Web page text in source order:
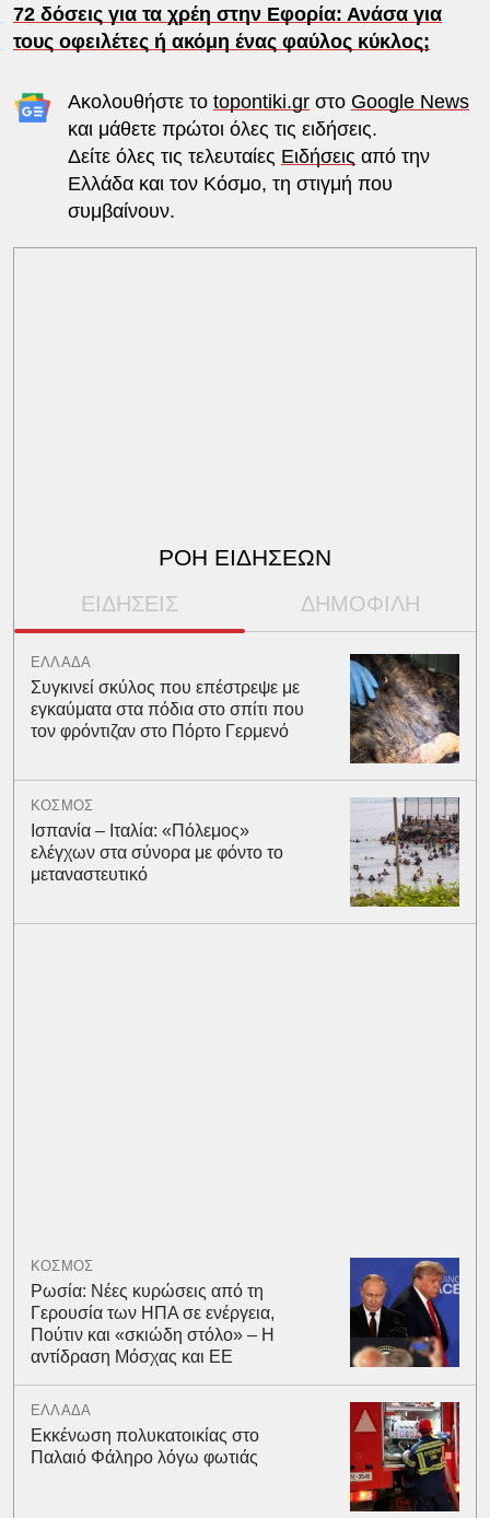
72 δόσεις για τα χρέη στην Εφορία: Ανάσα για
τους οφειλέτες ή ακόμη ένας φαύλος κύκλος;
Ακολουθήστε το topontiki.grστο Google News
και μάθετε πρώτοι όλες τις ειδήσεις.
Δείτε όλες τις τελευταίες Ειδήσεις από την
Ελλάδα και τον Κόσμο, τη στιγμή που
συμβαίνουν.
ΡΟΗ ΕΙΔΗΣΕΩΝ
ΕΙΔΗΣΕΙΣ ΔΗΜΟΦΙΛΗ
ΕΛΛΑΔΑ
Συγκινεί σκύλος που επέστρεψε με
εγκαύματα στα πόδια στο σπίτι που
τον φρόντιζαν στο Πόρτο Γερμενό
ΚΟΣΜΟΣ
Ισπανία – Ιταλία: «Πόλεμος»
ελέγχων στα σύνορα με φόντο το
μεταναστευτικό
ΚΟΣΜΟΣ
Ρωσία: Νέες κυρώσεις από τη
Γερουσία των ΗΠΑ σε ενέργεια,
Πούτιν και «σκιώδη στόλο» – Η
αντίδραση Μόσχας και ΕΕ
ΕΛΛΑΔΑ
Εκκένωση πολυκατοικίας στο
Παλαιό Φάληρο λόγω φωτιάς